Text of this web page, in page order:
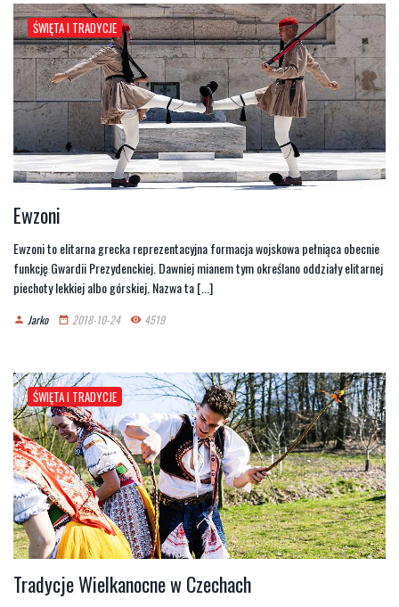
ŚWIĘTA I TRADYCJE
Ewzoni
Ewzoni to elitarna grecka reprezentacyjna formacja wojskowa pełniąca obecnie
funkcję Gwardii Prezydenckiej. Dawniej mianem tym określano oddziały elitarnej
piechoty lekkiej albo górskiej. Nazwa ta [...]
person Jarko date_range 2018-10-24 remove_red_eye 4519
ŚWIĘTA I TRADYCJE
Tradycje Wielkanocne w Czechach